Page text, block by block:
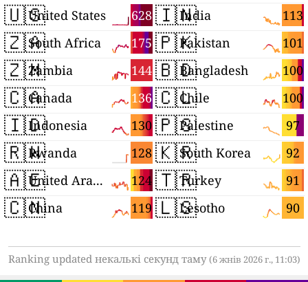
🇺🇸 628
United States
🇿🇦 175
South Africa
🇿🇲 144
Zambia
🇨🇦 136
Canada
🇮🇩 130
Indonesia
🇷🇼 128
Rwanda
🇦🇪 124
United Arab Emirates
🇨🇳 119
China
🇮🇳 113
India
🇵🇰 101
Pakistan
🇧🇩 100
Bangladesh
🇨🇱 100
Chile
🇵🇸 97
Palestine
🇰🇷 92
South Korea
🇹🇷 91
Turkey
🇱🇸 90
Lesotho
Ranking updated некалькі секунд таму(6 жнів 2026 г., 11:03)